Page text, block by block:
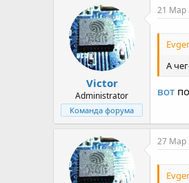
Victor
Administrator
Команда форума
21 Мар
А
вот
27 Мар